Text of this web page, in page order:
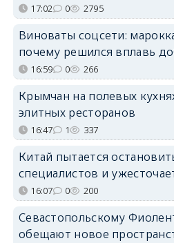
17:02 0 2795
Виноваты соцсети:
почему решился вплавь
16:59 0 266
Крымчан на полевых
элитных ресторанов
16:47 1 337
Китай пытается
специалистов и
16:07 0 200
Севастопольскому
обещают новое